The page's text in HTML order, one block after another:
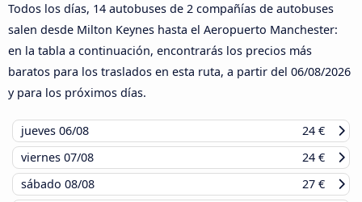
Todos los días, 14 autobuses de 2 compañías de autobuses
salen desde Milton Keynes hasta el Aeropuerto Manchester:
en la tabla a continuación, encontrarás los precios más
baratos para los traslados en esta ruta, a partir del 06/08/2026
y para los próximos días.
jueves 06/08
24 €
viernes 07/08
24 €
sábado 08/08
27 €